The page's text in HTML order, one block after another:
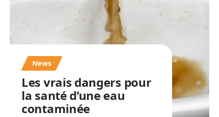
News
Les vrais dangers pour
la santé d’une eau
contaminée